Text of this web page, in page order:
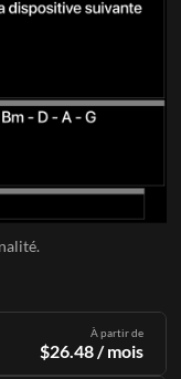
À partir de
$26.48/ mois